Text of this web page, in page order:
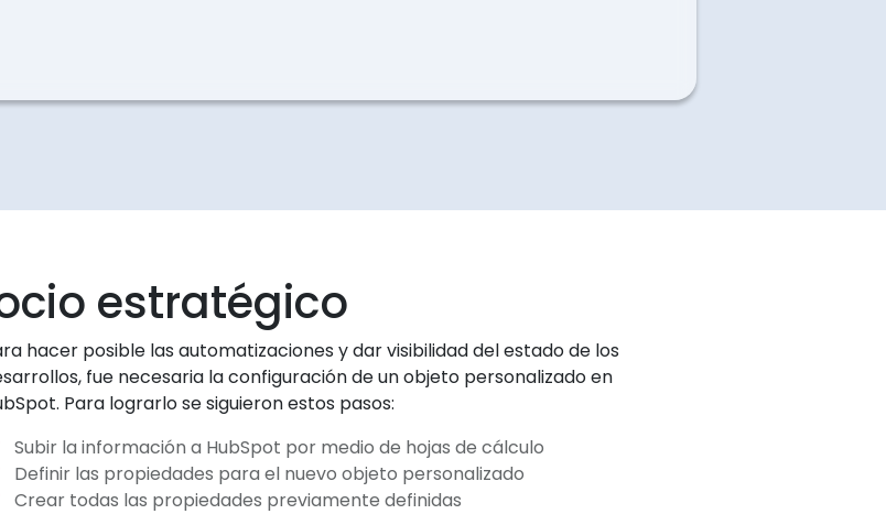
estratégico
hacer posible las automatizaciones y dar visibilidad del estado de los
fue necesaria la configuración de un objeto personalizado en
Para lograrlo se siguieron estos pasos:
Subir la información a HubSpot por medio de hojas de cálculo
Definir las propiedades para el nuevo objeto personalizado
Crear todas las propiedades previamente definidas